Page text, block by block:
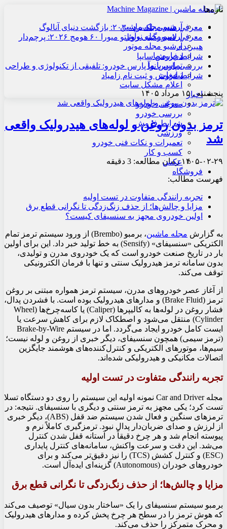
آرشیو مجله ماشین
آرشیو مجله نوآور
آرشیو مجله موتور
درباره ما
تماس با ما
تبلیغات
اعلام مشکل سایت
اخبار
معرفی خودرو
بررسی خودرو
شرایط فروش
ورزشی
تعمیرات و نکات فنی خودرو
کسب و کار
عکس
فروشگاه
تازه‌ها
معرفی هنسی بلک‌برد ۲۰۳۰: بازگشت دنیای آنالوگ
معرفی لامبورگینی روئلتو میورا ۶۰ هومج ۲۰۲۶: پرچم‌دار
هیبریدی
شرایط فروش سایپا
بررسی پارس نوآ پارس خودرو: تلفیقی از تکنولوژی و طراحی
شرایط فروش و ثبت نام زامیاد
پنجشنبه , ۱۵ مرداد ۱۴۰۵
ترمز بدون روغن و لوله‌های هیدرولیک واقعی
شد
۱۴۰۵-۰۲-۲۹زمان مطالعه: 3 دقیقه
فهرست مطالب:
تجربه رانندگی متفاوت در تست اولیه
مزایا و چالش‌ها؛ از حذف زنگ‌زدگی تا نگرانی قطع برق
اولین خودروی مجهز به سنسیفای کیست؟
به گزارش مجله ماشین
، برمبو (Brembo) از ورود سیستم ترمز تمام
الکتریکی «سنسیفای» (Sensify) به خط تولید خبر داد. این برای اولین
بار در تاریخ صنعت خودرو است که یک خودروی مدرن و تولیدی،
بدون سامانه ترمز هیدرولیک سنتی و تنها با فرمان الکترونیکی
توقف می‌کند.
از آغاز عصر خودروهای مدرن، سیستم ترمز همواره مبتنی بر روغن
ترمز (Brake Fluid) و مدارهای هیدرولیک بوده است. با فشردن پدال،
فشار روغن در لوله‌ها به کالیپرها (Caliper) یا کاسه‌چرخ‌ها (Wheel
Cylinder) منتقل می‌شود و اصطکاک لازم برای کاهش سرعت یا
ایست کامل خودرو ایجاد می‌گردد. اما در سیستم Brake-by-Wire
(ترمز سیمی) همچون سنسیفای، دیگر خبری از روغن و لوله نیست؛
سیم‌ها، موتورهای الکتریکی و کنترل‌کننده‌های هوشمند جایگزین
اتصالات مکانیکی و هیدرولیکی شده‌اند.
تجربه رانندگی متفاوت در تست اولیه
مجله Car and Driver نمونه اولیه این سیستم را روی دو دستگاه تسلا
تست کرد؛ یکی مجهز به ترمز سنتی و دیگری با سنسیفای. نتیجه: در
ترمزهای سنگین و فعال شدن سیستم ضد قفل (ABS)، دیگر خبری
از لرزش و صدای ضربان‌دار پدال نبود. ترمزگیری کاملاً نرم و
پیوسته انجام شد و هر چرخ دقیقاً در آستانه قفل شدن کنترل
می‌شد. این دقت و سرعت واکنش، سامانه‌های کنترل پایداری
(ESC) و کنترل کشش (TCS) را نیز دقیق‌تر می‌کند و برای
خودروهای خودران (Autonomous) گزینه‌ای ایده‌آل است.
مزایا و چالش‌ها؛ از حذف زنگ‌زدگی تا نگرانی قطع برق
برمبو سیستم سنسیفای را یک «ساختار بدون سیال» توصیف می‌کند
که هوش ترمز را در سطح هر چرخ پخش کرده و مدارهای هیدرولیک
و محرک متمرکز را حذف می‌کند.